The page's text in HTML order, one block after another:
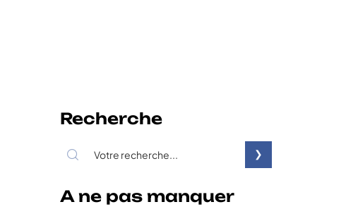
Recherche
A ne pas manquer